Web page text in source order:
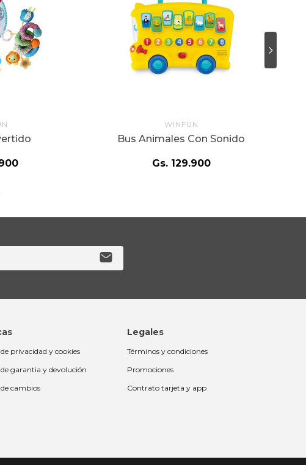
WINFUN
Bus Animales Con Sonido
Gs. 129.900
privacidad y cookies
garantia y devolución
cambios
Legales
Términos y condiciones
Promociones
Contrato tarjeta y app